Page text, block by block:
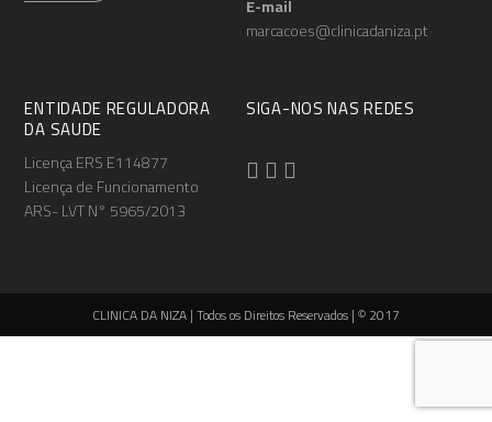
E-mail
marcacoes@clinicadaniza.pt
ENTIDADE REGULADORA
DA SAUDE
Licença ERS E114877
Licença de Funcionamento
ARS- LVT N° 5965/2013
SIGA-NOS NAS REDES
CLINICA DA NIZA | Todos os Direitos Reservados | © 2017